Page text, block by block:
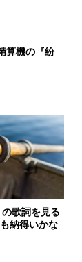
算機の『紛
歌詞を見る
納得いかな